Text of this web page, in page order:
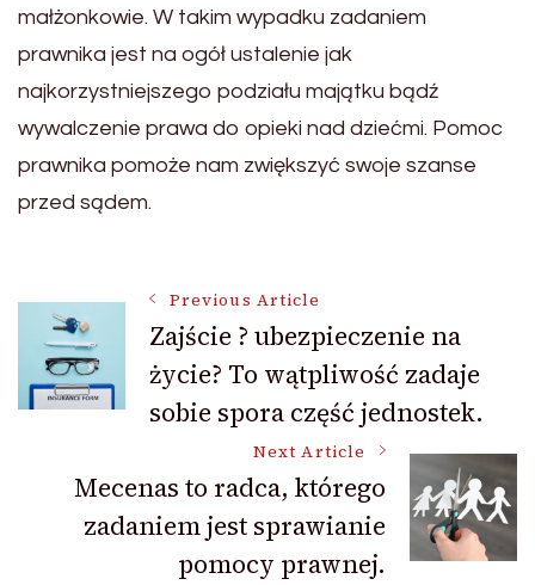
małżonkowie. W takim wypadku zadaniem
prawnika jest na ogół ustalenie jak
najkorzystniejszego podziału majątku bądź
wywalczenie prawa do opieki nad dziećmi. Pomoc
prawnika pomoże nam zwiększyć swoje szanse
przed sądem.
Post
Navigation
Previous Article
Zajście ? ubezpieczenie na
życie? To wątpliwość zadaje
sobie spora część jednostek.
Next Article
Mecenas to radca, którego
zadaniem jest sprawianie
pomocy prawnej.